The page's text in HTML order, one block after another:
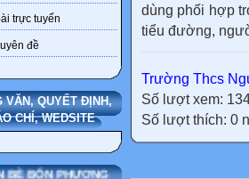
trực tuyến
đề
VĂN, QUYẾT ĐỊNH,
CHÍ, WEDSITE
BỐN PHƯƠNG
dùng phối hợp
tiểu đường,
Trường Thcs
Số lượt xem:
Số lượt thích: 0